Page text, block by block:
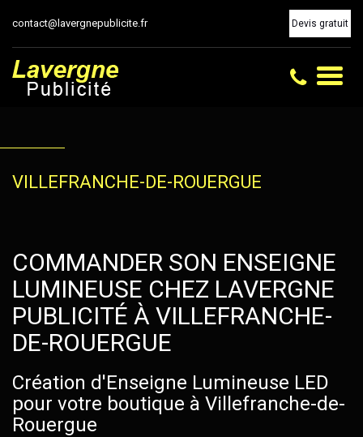
contact@lavergnepublicite.fr Devis gratuit
Toggle
VILLEFRANCHE-DE-ROUERGUE
COMMANDER SON ENSEIGNE
LUMINEUSE CHEZ LAVERGNE
PUBLICITÉ À VILLEFRANCHE-
DE-ROUERGUE
Création d'Enseigne Lumineuse LED
pour votre boutique à Villefranche-de-
Rouergue